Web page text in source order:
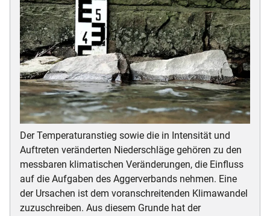
Der Temperaturanstieg sowie die in Intensität und
Auftreten veränderten Niederschläge gehören zu den
messbaren klimatischen Veränderungen, die Einfluss
auf die Aufgaben des Aggerverbands nehmen. Eine
der Ursachen ist dem voranschreitenden Klimawandel
zuzuschreiben. Aus diesem Grunde hat der